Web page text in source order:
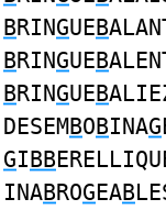
BRINGUEB
BRINGUEB
BRINGUEB
DESEMBOBINAG
GIBB
INABROGEAB